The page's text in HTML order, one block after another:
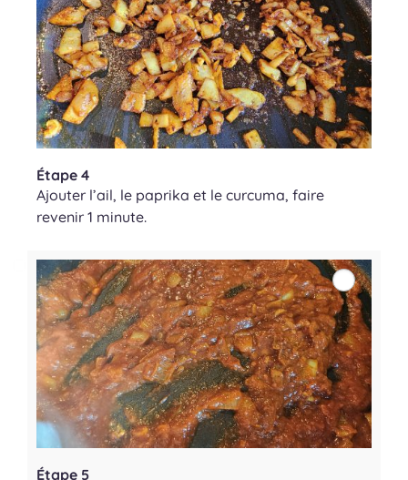
Étape 4
Ajouter l’ail, le paprika et le curcuma, faire
revenir 1 minute.
Étape 5